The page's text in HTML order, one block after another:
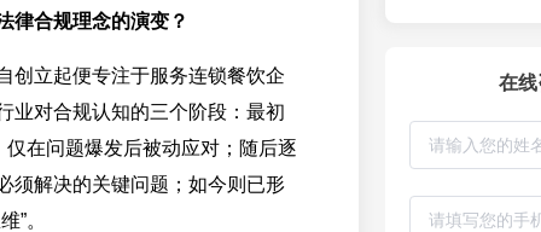
律合规理念的演变？
创立起便专注于服务连锁餐饮企
业对合规认知的三个阶段：最初
仅在问题爆发后被动应对；随后逐
须解决的关键问题；如今则已形
”。
在